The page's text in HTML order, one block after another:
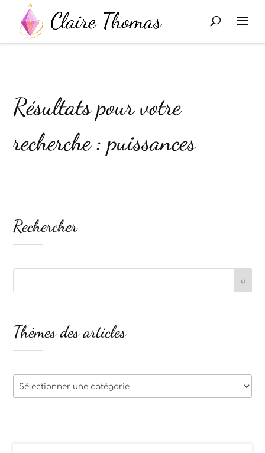
Résultats pour votre
recherche : puissances
Rechercher
Thèmes des articles
Thèmes
des